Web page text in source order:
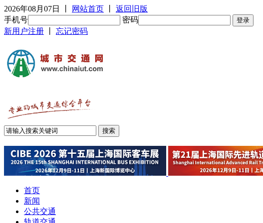
2026年08月07日 网站首页
返回旧版
手机号
密码
新用户注册
忘记密码
首页
新闻
公共交通